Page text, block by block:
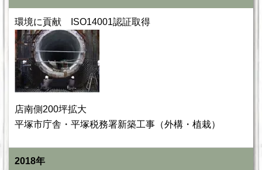
環境に貢献 ISO14001認証取得
店南側200坪拡大
平塚市庁舎・平塚税務署新築工事（外構・植栽）
2018年